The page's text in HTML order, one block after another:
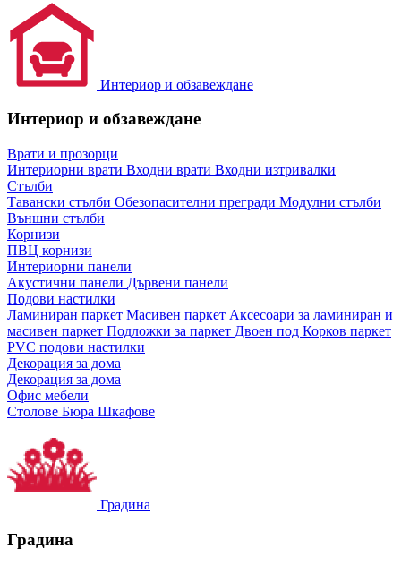
Интериор и обзавеждане
Интериор и обзавеждане
Врати и прозорци
Интериорни врати Входни врати Входни изтривалки
Стълби
Тавански стълби Обезопасителни прегради Модулни стълби
Външни стълби
Корнизи
ПВЦ корнизи
Интериорни панели
Акустични панели Дървени панели
Подови настилки
Ламиниран паркет Масивен паркет Аксесоари за ламиниран и
масивен паркет Подложки за паркет Двоен под Корков паркет
PVC подови настилки
Декорация за дома
Декорация за дома
Офис мебели
Столове Бюра Шкафове
Градина
Градина